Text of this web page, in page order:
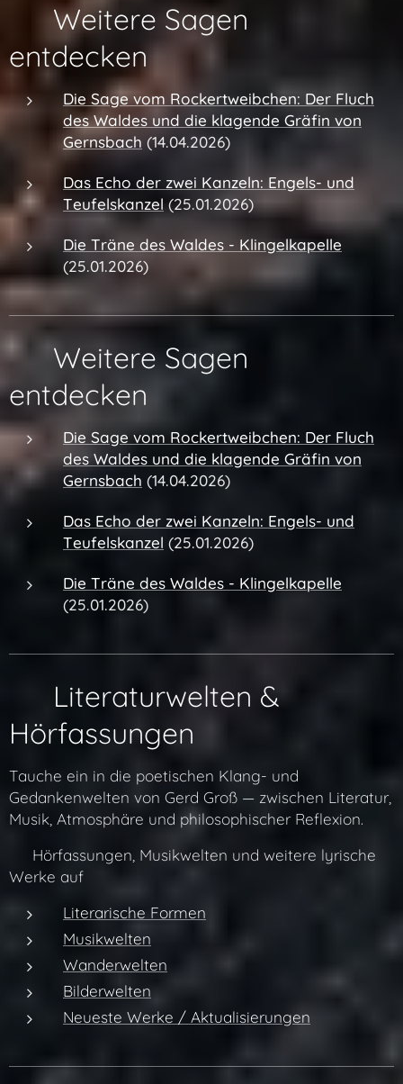
🔗 Weitere Sagen
entdecken
Die Sage vom Rockertweibchen: Der Fluch
des Waldes und die klagende Gräfin von
Gernsbach (14.04.2026)
Das Echo der zwei Kanzeln: Engels- und
Teufelskanzel (25.01.2026)
Die Träne des Waldes - Klingelkapelle
(25.01.2026)
🔗 Weitere Sagen
entdecken
Die Sage vom Rockertweibchen: Der Fluch
des Waldes und die klagende Gräfin von
Gernsbach (14.04.2026)
Das Echo der zwei Kanzeln: Engels- und
Teufelskanzel (25.01.2026)
Die Träne des Waldes - Klingelkapelle
(25.01.2026)
✨ Literaturwelten &
Hörfassungen
Tauche ein in die poetischen Klang- und
Gedankenwelten von Gerd Groß — zwischen Literatur,
Musik, Atmosphäre und philosophischer Reflexion.
👉 Hörfassungen, Musikwelten und weitere lyrische
Werke auf
Literarische Formen
Musikwelten
Wanderwelten
Bilderwelten
Neueste Werke / Aktualisierungen